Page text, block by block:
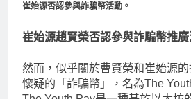
崔始源否認參與詐騙幣活動。
崔始源趙賢榮否認參與詐騙幣推
然而，似乎關於曹賢榮和崔始源
懷疑的「詐騙幣」，名為The